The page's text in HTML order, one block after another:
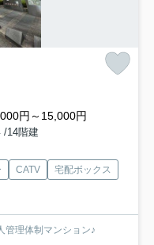
円～15,000円
/14階建
CATV
宅配ボックス
管理体制マンション♪